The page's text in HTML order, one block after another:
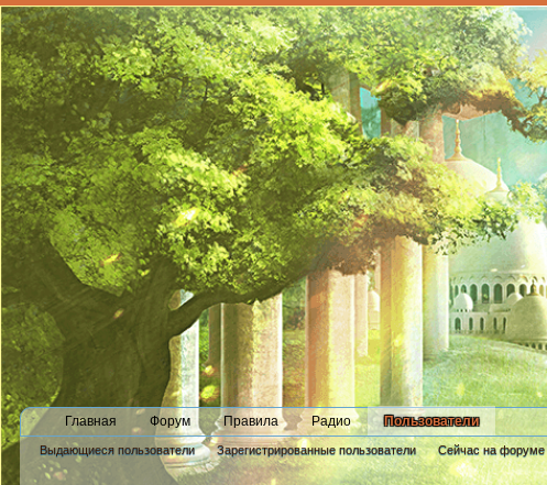
Главная Форум Правила Радио Пользователи
Выдающиеся пользователи Зарегистрированные пользователи Сейчас на форуме